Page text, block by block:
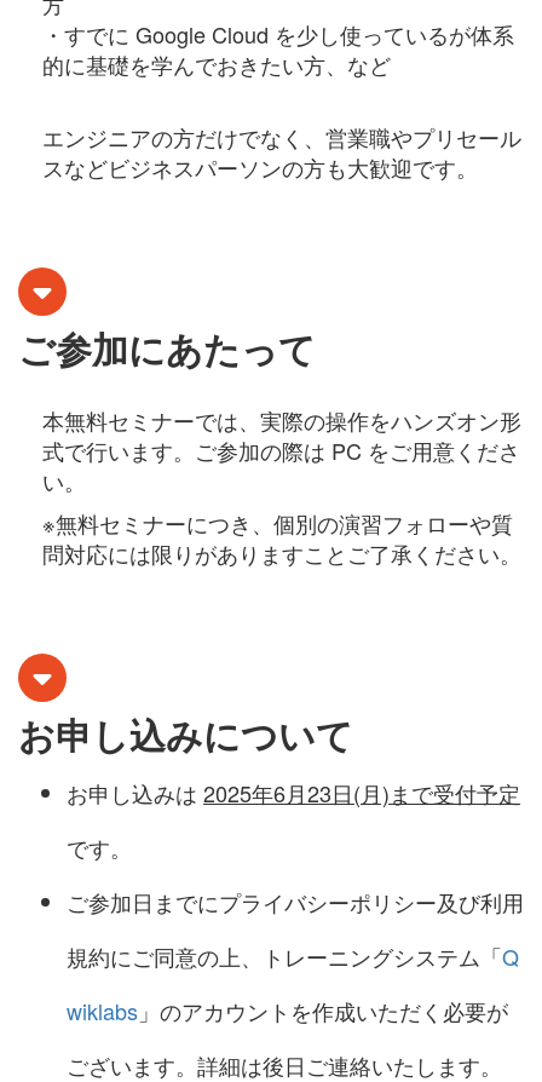
・すでに Google Cloud を少し使っているが体系
的に基礎を学んでおきたい方、など
エンジニアの方だけでなく、営業職やプリセール
スなどビジネスパーソンの方も大歓迎です。
ご参加にあたって
本無料セミナーでは、実際の操作をハンズオン形
式で行います。ご参加の際は PC をご用意くださ
い。
※無料セミナーにつき、個別の演習フォローや質
問対応には限りがありますことご了承ください。
お申し込みについて
お申し込みは 2025年6月23日(月)まで受付予定
です。
ご参加日までにプライバシーポリシー及び利用
規約にご同意の上、トレーニングシステム「Q
wiklabs 」のアカウントを作成いただく必要が
ございます。詳細は後日ご連絡いたします。